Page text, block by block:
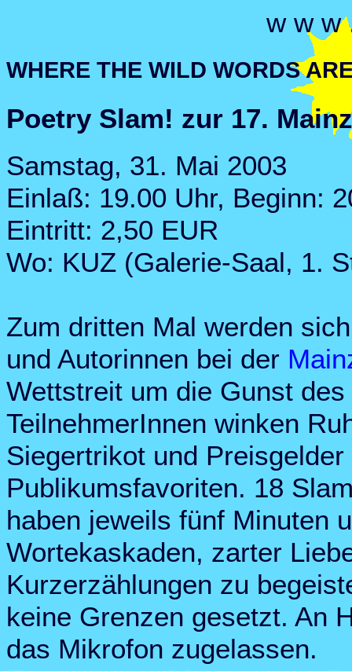
w w
WHERE THE WILD WORDS
Poetry Slam! zur 17.
Samstag, 31. Mai 2003
Einlaß: 19.00 Uhr, Beginn:
Eintritt: 2,50 EUR
Wo: KUZ (Galerie-Saal, 1.
Zum dritten Mal werden
und Autorinnen bei der
Wettstreit um die Gunst
TeilnehmerInnen winken
Siegertrikot und
Publikumsfavoriten. 18
haben jeweils fünf Minuten
Wortekaskaden, zarter
Kurzerzählungen zu
keine Grenzen gesetzt. An
das Mikrofon zugelassen.